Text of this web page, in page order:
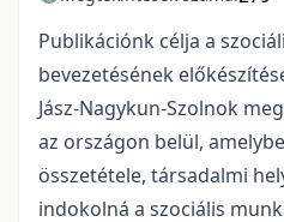
Publikációnk célja a
bevezetésének
Jász-Nagykun-Szolnok
az országon belül,
összetétele, társadalmi
indokolná a szociális